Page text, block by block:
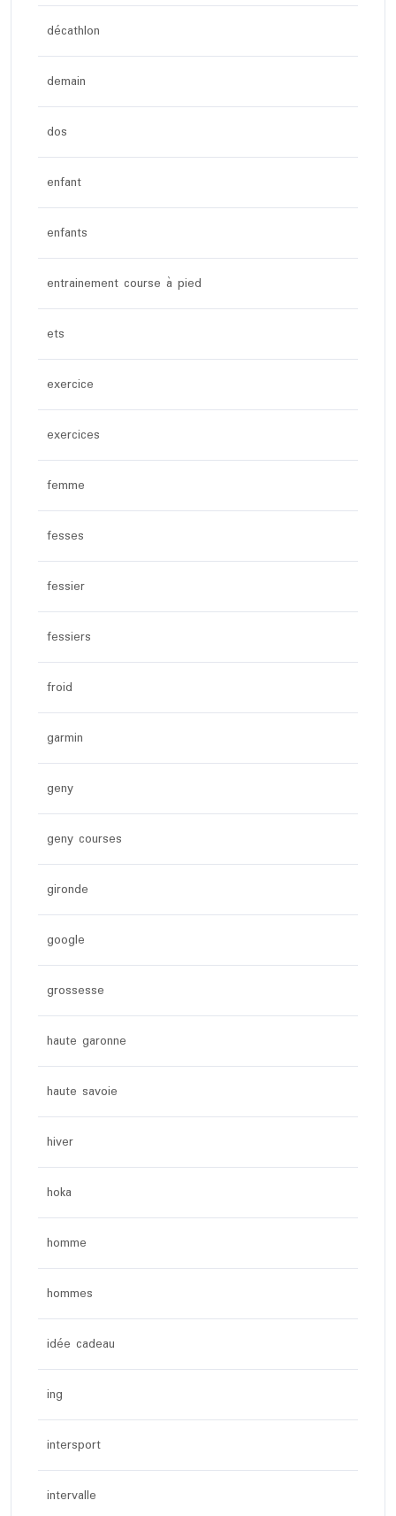
décathlon
demain
dos
enfant
enfants
entrainement course à pied
ets
exercice
exercices
femme
fesses
fessier
fessiers
froid
garmin
geny
geny courses
gironde
google
grossesse
haute garonne
haute savoie
hiver
hoka
homme
hommes
idée cadeau
ing
intersport
intervalle